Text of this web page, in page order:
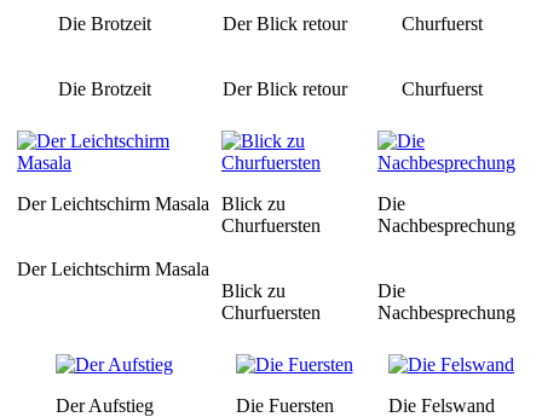
Die Brotzeit
Die Brotzeit
Der Blick retour
Der Blick retour
Churfuerst
Churfuerst
Der Leichtschirm Masala
Der Leichtschirm Masala
Blick zu
Churfuersten
Blick zu
Churfuersten
Die
Nachbesprechung
Die
Nachbesprechung
Der Aufstieg Die Fuersten Die Felswand